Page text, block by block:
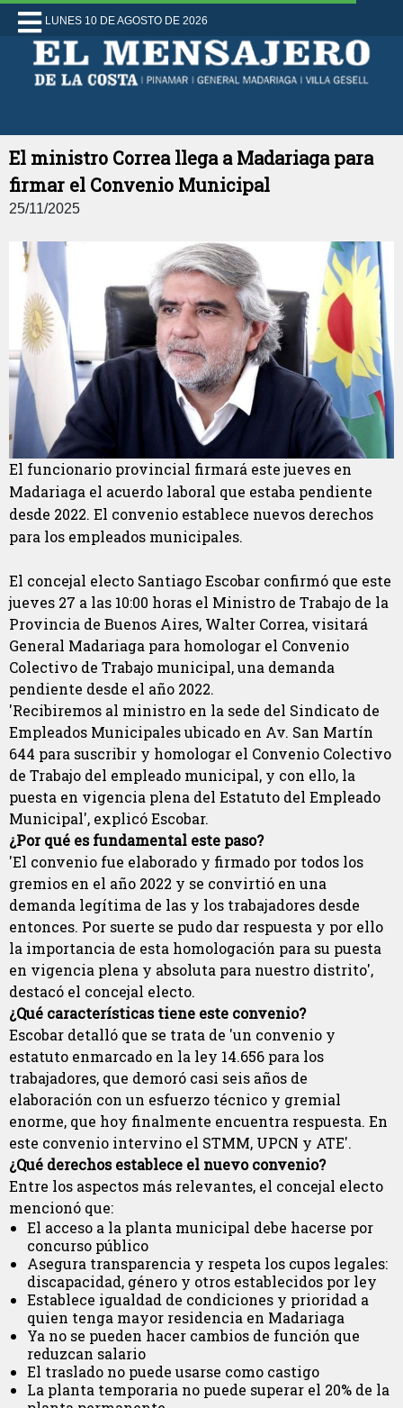
LUNES 10 DE AGOSTO DE 2026
El ministro Correa llega a Madariaga para
firmar el Convenio Municipal
25/11/2025
El funcionario provincial firmará este jueves en
Madariaga el acuerdo laboral que estaba pendiente
desde 2022. El convenio establece nuevos derechos
para los empleados municipales.
El concejal electo Santiago Escobar confirmó que este
jueves 27 a las 10:00 horas el Ministro de Trabajo de la
Provincia de Buenos Aires, Walter Correa, visitará
General Madariaga para homologar el Convenio
Colectivo de Trabajo municipal, una demanda
pendiente desde el año 2022.
'Recibiremos al ministro en la sede del Sindicato de
Empleados Municipales ubicado en Av. San Martín
644 para suscribir y homologar el Convenio Colectivo
de Trabajo del empleado municipal, y con ello, la
puesta en vigencia plena del Estatuto del Empleado
Municipal', explicó Escobar.
¿Por qué es fundamental este paso?
'El convenio fue elaborado y firmado por todos los
gremios en el año 2022 y se convirtió en una
demanda legítima de las y los trabajadores desde
entonces. Por suerte se pudo dar respuesta y por ello
la importancia de esta homologación para su puesta
en vigencia plena y absoluta para nuestro distrito',
destacó el concejal electo.
¿Qué características tiene este convenio?
Escobar detalló que se trata de 'un convenio y
estatuto enmarcado en la ley 14.656 para los
trabajadores, que demoró casi seis años de
elaboración con un esfuerzo técnico y gremial
enorme, que hoy finalmente encuentra respuesta. En
este convenio intervino el STMM, UPCN y ATE'.
¿Qué derechos establece el nuevo convenio?
Entre los aspectos más relevantes, el concejal electo
mencionó que:
El acceso a la planta municipal debe hacerse por
concurso público
Asegura transparencia y respeta los cupos legales:
discapacidad, género y otros establecidos por ley
Establece igualdad de condiciones y prioridad a
quien tenga mayor residencia en Madariaga
Ya no se pueden hacer cambios de función que
reduzcan salario
El traslado no puede usarse como castigo
La planta temporaria no puede superar el 20% de la